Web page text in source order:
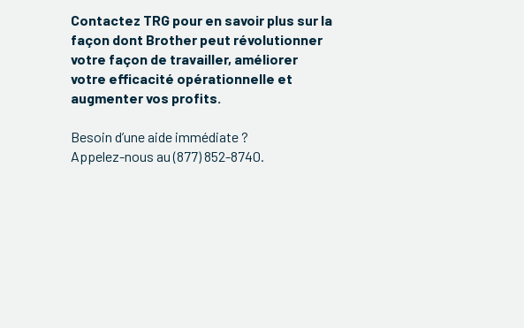
Contactez TRG pour en savoir plus sur la
façon dont Brother peut révolutionner
votre façon de travailler, améliorer
votre efficacité opérationnelle et
augmenter vos profits.
Besoin d’une aide immédiate ?
Appelez-nous au (877) 852-8740.